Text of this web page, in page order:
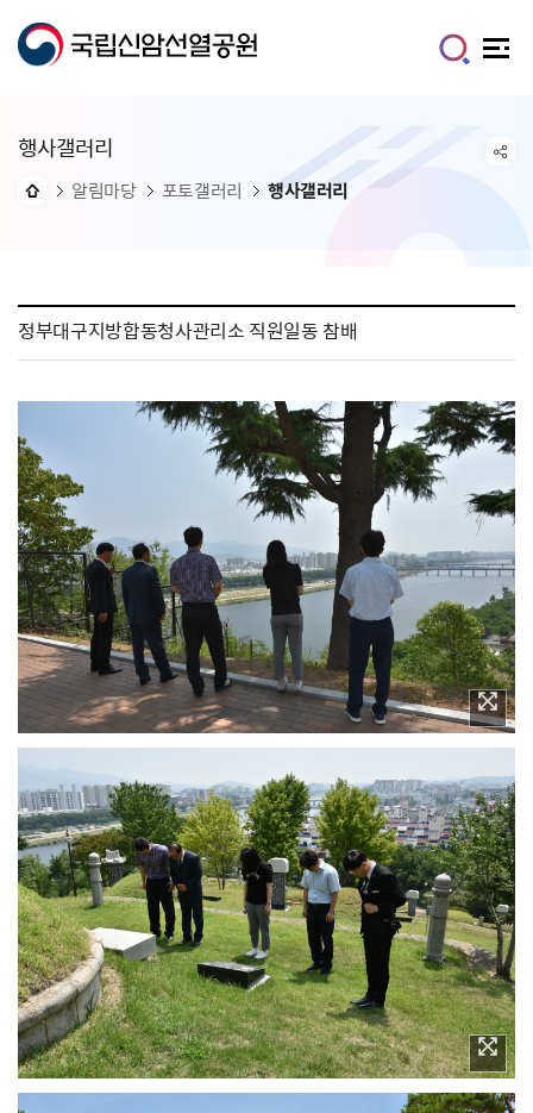
행사갤러리
알림마당 포토갤러리 행사갤러리
정부대구지방합동청사관리소 직원일동 참배